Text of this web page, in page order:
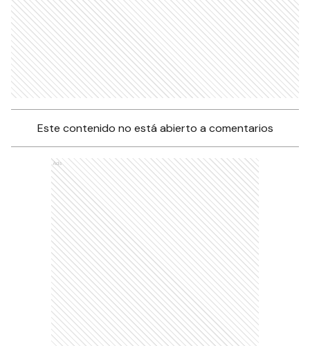
Este contenido no está abierto a comentarios
Ads